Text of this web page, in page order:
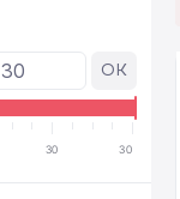
OK
30 30